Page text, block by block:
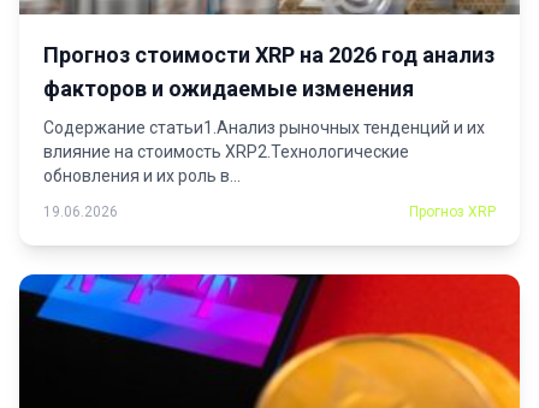
Прогноз стоимости XRP на 2026 год анализ
факторов и ожидаемые изменения
Содержание статьи1.Анализ рыночных тенденций и их
влияние на стоимость XRP2.Технологические
обновления и их роль в...
19.06.2026 Прогноз XRP